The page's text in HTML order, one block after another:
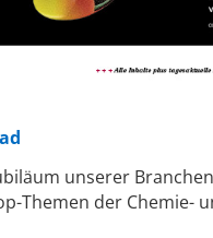
unserer
Themen der Chemie-